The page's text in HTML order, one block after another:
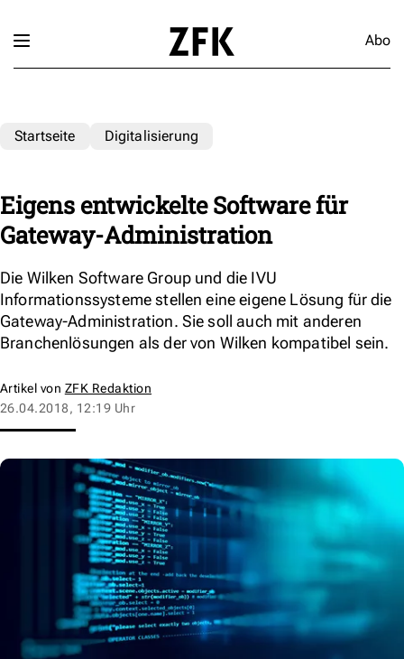
Abo
Startseite Digitalisierung
Eigens entwickelte Software für
Gateway-Administration
Die Wilken Software Group und die IVU
Informationssysteme stellen eine eigene Lösung für die
Gateway-Administration. Sie soll auch mit anderen
Branchenlösungen als der von Wilken kompatibel sein.
Artikel von ZFK Redaktion
26.04.2018, 12:19 Uhr